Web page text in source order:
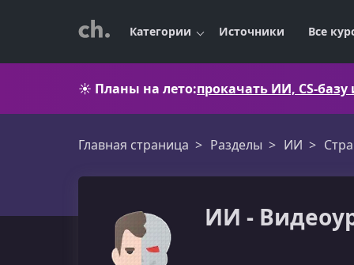
Категории Источники Все
☀️ Планы на лето:прокачать ИИ, CS-
Главная страница Разделы ИИ
ИИ -